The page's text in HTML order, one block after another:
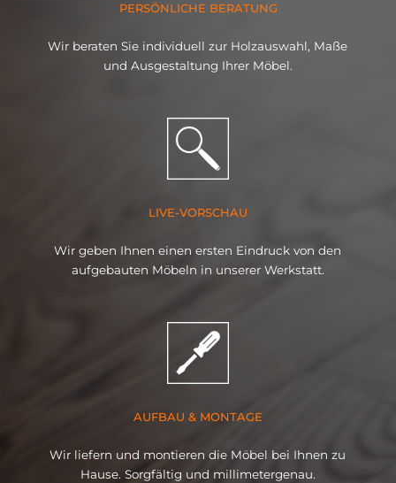
PERSÖNLICHE BERATUNG
Wir beraten Sie individuell zur Holzauswahl, Maße
und Ausgestaltung Ihrer Möbel.
LIVE-VORSCHAU
Wir geben Ihnen einen ersten Eindruck von den
aufgebauten Möbeln in unserer Werkstatt.
AUFBAU & MONTAGE
Wir liefern und montieren die Möbel bei Ihnen zu
Hause. Sorgfältig und millimetergenau.